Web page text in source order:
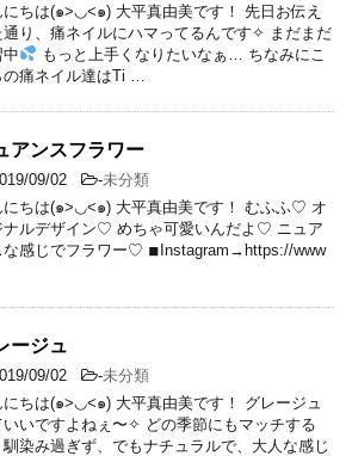
にちは(๑>◡<๑) 大平真由美です！ 先日お伝え
通り、痛ネイルにハマってるんです✧ まだまだ
中
もっと上手くなりたいなぁ… ちなみにこ
の痛ネイル達はTi …
アンスフラワー
09/02 -未分類
にちは(๑>◡<๑) 大平真由美です！ むふふ♡ オ
ナルデザイン♡ めちゃ可愛いんだよ♡ ニュア
な感じでフラワー♡ ◾︎Instagram→https://www
ージュ
09/02 -未分類
にちは(๑>◡<๑) 大平真由美です！ グレージュ
いいですよねぇ〜✧ どの季節にもマッチする
馴染み過ぎず、でもナチュラルで、大人な感じ